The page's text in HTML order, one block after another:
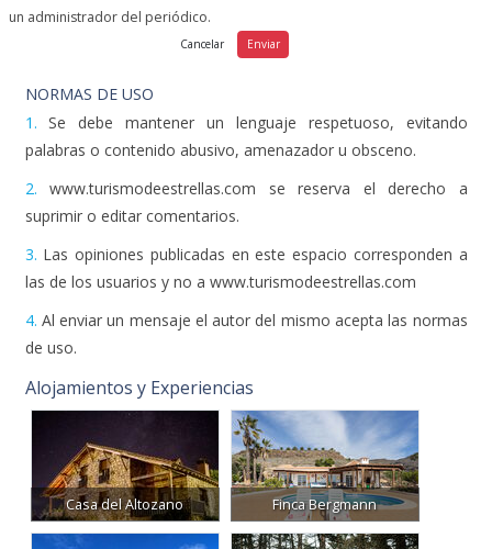
un administrador del periódico.
NORMAS DE USO
1. Se debe mantener un lenguaje respetuoso, evitando
palabras o contenido abusivo, amenazador u obsceno.
2. www.turismodeestrellas.com se reserva el derecho a
suprimir o editar comentarios.
3. Las opiniones publicadas en este espacio corresponden a
las de los usuarios y no a www.turismodeestrellas.com
4. Al enviar un mensaje el autor del mismo acepta las normas
de uso.
Alojamientos y Experiencias
Casa del Altozano Finca Bergmann